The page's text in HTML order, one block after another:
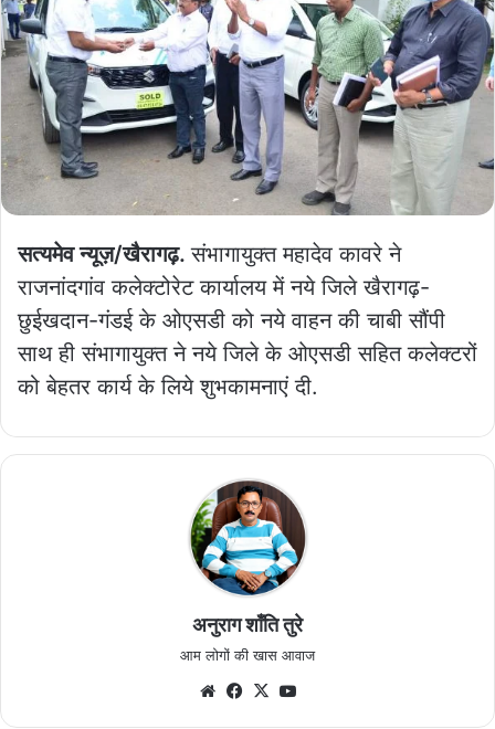
सत्यमेव न्यूज़/खैरागढ़.संभागायुक्त महादेव कावरे ने
राजनांदगांव कलेक्टोरेट कार्यालय में नये जिले खैरागढ़-
छुईखदान-गंडई के ओएसडी को नये वाहन की चाबी सौंपी
साथ ही संभागायुक्त ने नये जिले के ओएसडी सहित कलेक्टरों
को बेहतर कार्य के लिये शुभकामनाएं दी.
अनुराग शाँति तुरे
आम लोगों की खास आवाज
WebsiteFacebook
X